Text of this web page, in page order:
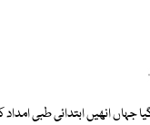
کیا گیا جہاں انھیں ابتدائی طبی